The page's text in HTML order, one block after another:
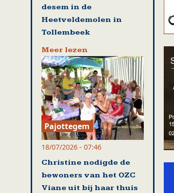
desem in de
Heetveldemolen in
Tollembeek
Meer lezen
Pajottegem
18/07/2026 - 07:46
Christine nodigde de
bewoners van het OZC
Viane uit bij haar thuis